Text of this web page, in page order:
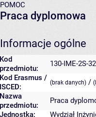
POMOC
Praca dyplomowa
Informacje ogólne
Kod
przedmiotu:
130-IME-2S-
Kod Erasmus /
ISCED:
(brak danych) /
Nazwa
przedmiotu:
Praca
Jednostka:
Wydział